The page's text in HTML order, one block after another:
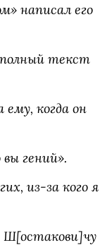
написал его
полный текст
когда он
гений».
из-за кого я
Ш[остакови]чу